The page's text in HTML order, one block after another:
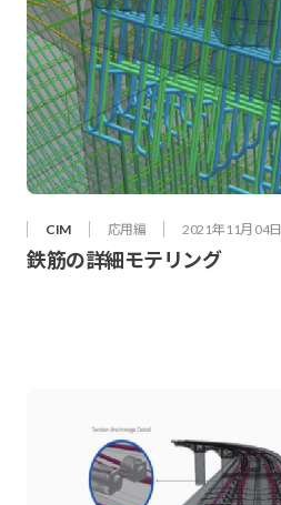
CIM 応用編 2021年 11月 04日
鉄筋の詳細モテリング